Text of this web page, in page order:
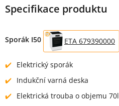
Specifikace produktu
Sporák I50 ETA 679390000
Elektrický sporák
Indukční varná deska
Elektrická trouba o objemu 70l